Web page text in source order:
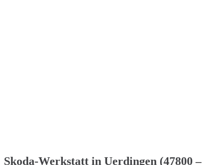
Skoda-Werkstatt in Uerdingen (47800 –